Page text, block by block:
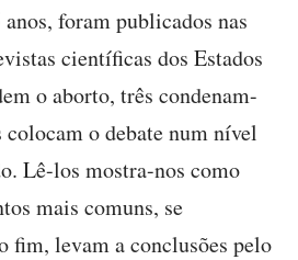
foram publicados nas
científicas dos Estados
o aborto, três condenam-
colocam o debate num nível
Lê-los mostra-nos como
mais comuns, se
fim, levam a conclusões pelo